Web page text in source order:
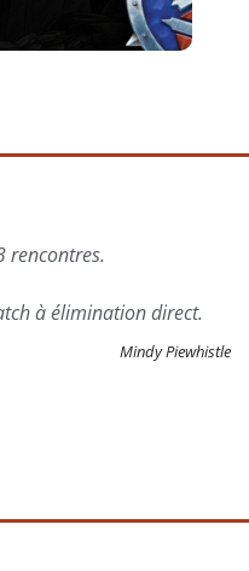
rencontres.
à élimination direct.
Mindy Piewhistle